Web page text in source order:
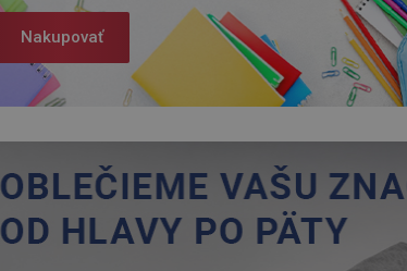
Nakupovať